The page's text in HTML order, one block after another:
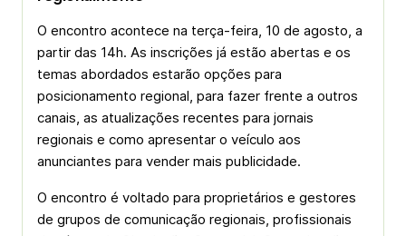
O encontro acontece na terça-feira, 10 de agosto, a
partir das 14h. As inscrições já estão abertas e os
temas abordados estarão opções para
posicionamento regional, para fazer frente a outros
canais, as atualizações recentes para jornais
regionais e como apresentar o veículo aos
anunciantes para vender mais publicidade.
O encontro é voltado para proprietários e gestores
de grupos de comunicação regionais, profissionais